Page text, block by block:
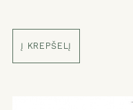
Į KREPŠELĮ